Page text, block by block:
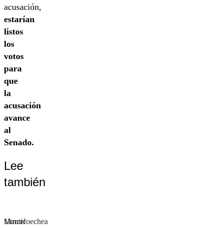
acusación,
estarían
listos
los
votos
para
que
la
acusación
avance
al
Senado.
Lee
también
Urruticoechea
Marcel